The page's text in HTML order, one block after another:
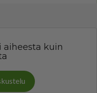
aiheesta kuin